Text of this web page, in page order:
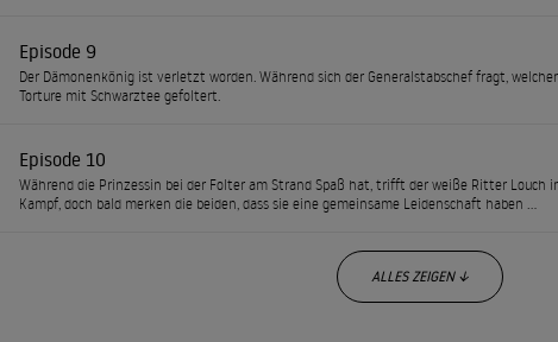
Episode 9
Der Dämonenkönig ist verletzt worden. Während sich der Generalstabschef fragt,
Torture mit Schwarztee gefoltert.
Episode 10
Während die Prinzessin bei der Folter am Strand Spaß hat, trifft der weiße Ritter Louch
Kampf, doch bald merken die beiden, dass sie eine gemeinsame Leidenschaft haben …
ALLES ZEIGEN ↓